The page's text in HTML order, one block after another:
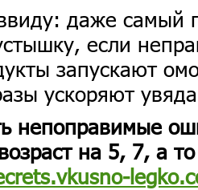
даже самый
если
запускают
ускоряют
непоправимые
на 5, 7, а